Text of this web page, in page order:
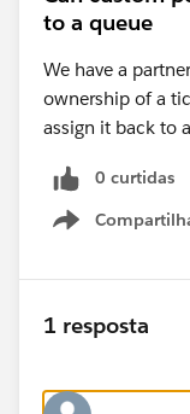
to a queue
We have a
ownership of a
assign it back to
0 curtidas
Show
1 resposta